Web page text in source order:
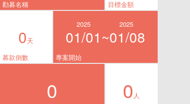
勸募名稱 目標金額
0天
募款倒數
2025
01/01~
2025
01/08
專案開始
0 0人